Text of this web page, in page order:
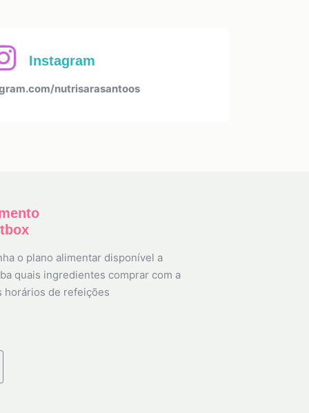
Instagram
nutrisarasantoos
o plano alimentar disponível a
quais ingredientes comprar com a
horários de refeições